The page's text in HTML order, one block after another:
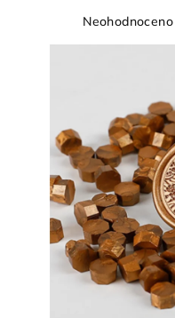
Průměrné
hvězdiček.
Neohodnoceno